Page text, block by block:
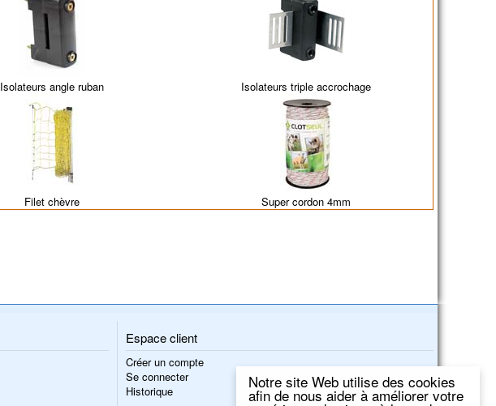
Notre site Web utilise des cookies
afin de nous aider à améliorer votre
Isolateurs angle ruban Isolateurs triple accrochage
Filet chèvre Super cordon 4mm
Espace client
Créer un compte
Se connecter
Historique